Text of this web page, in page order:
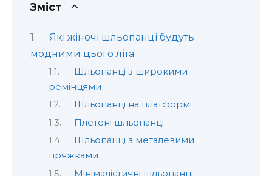
Зміст
Які жіночі шльопанці будуть
модними цього літа
Шльопанці з широкими
ремінцями
Шльопанці на платформі
Плетені шльопанці
Шльопанці з металевими
пряжками
Мінімалістичні шльопанці